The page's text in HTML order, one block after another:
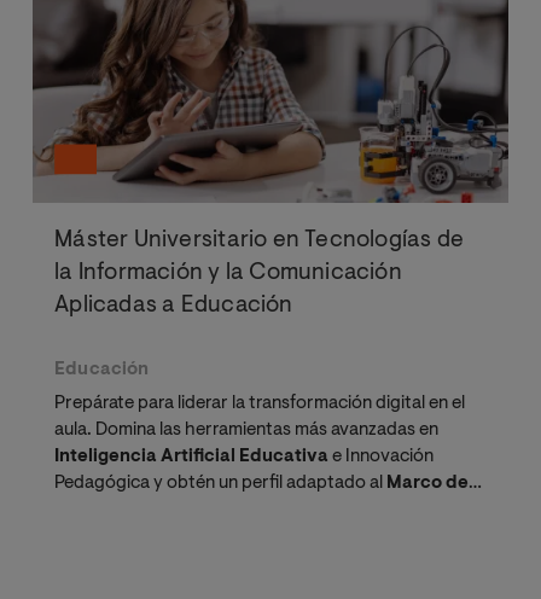
Máster Universitario en Tecnologías de
la Información y la Comunicación
Aplicadas a Educación
Educación
Prepárate para liderar la transformación digital en el
aula. Domina las herramientas más avanzadas en
Inteligencia Artificial Educativa e Innovación
Pedagógica y obtén un perfil adaptado al Marco de